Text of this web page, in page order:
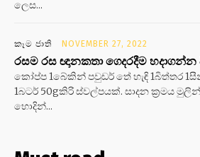
ලෙස...
කෑම ජාති NOVEMBER 27, 2022
රසම රස ඥානකතා ගෙදරදීම
කෝප්ප 1බේකින් පවුඩර් තේ හැඳි 1බිත්තර
1බටර් 50gකිරි ස්වල්පයක්. සාදන ක්‍රමය
හොදින්...